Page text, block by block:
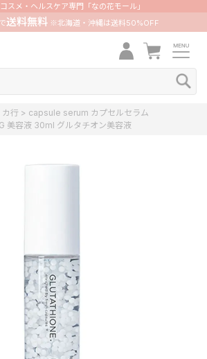
スメ・ヘルスケア専門「なの花モール」
送料無料※北海道・沖縄は送料50%OFF
カ行
capsule serum カプセルセラム
美容液 30ml グルタチオン美容液